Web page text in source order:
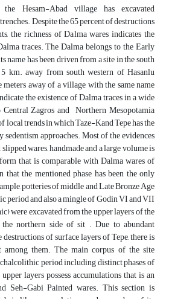
Hesam-Abad village has excavated
Despite the 65 percent of destructions
the richness of Dalma wares indicates the
traces. The Dalma belongs to the Early
has been driven from a site in the south
km. away from south western of Hasanlu
away of a village with the same name
the existence of Dalma traces in a wide
Zagros and Northern Mesopotamia
local trends in which Taze-Kand Tepe has the
approaches. Most of the evidences
wares, handmade and a large volume is
that is comparable with Dalma wares of
that the mentioned phase has been the only
potteries of middle and Late Bronze Age
period and also a mingle of Godin VI and VII
were excavated from the upper layers of the
northern side of sit . Due to abundant
of surface layers of Tepe, there is
them. The main corpus of the site
period including distinct phases of
layers possess accumulations that is an
Seh-Gabi Painted wares. This section is